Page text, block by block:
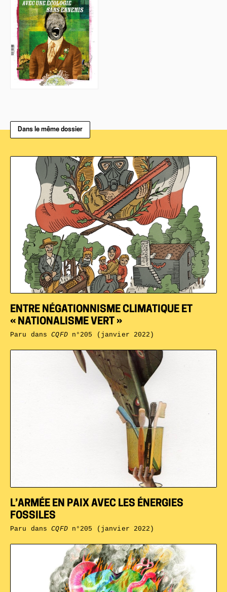
Dans le même dossier
L’ARMÉE EN PAIX AVEC LES ÉNERGIES
FOSSILES
Paru dansCQFDn°205 (janvier 2022)
ENTRE NÉGATIONNISME CLIMATIQUE ET
« NATIONALISME VERT »
Paru dansCQFDn°205 (janvier 2022)